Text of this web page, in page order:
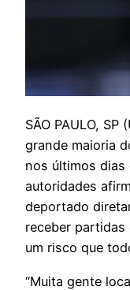
SÃO PAULO, SP
grande maioria
nos últimos dias
autoridades
deportado
receber partidas
um risco que
“Muita gente